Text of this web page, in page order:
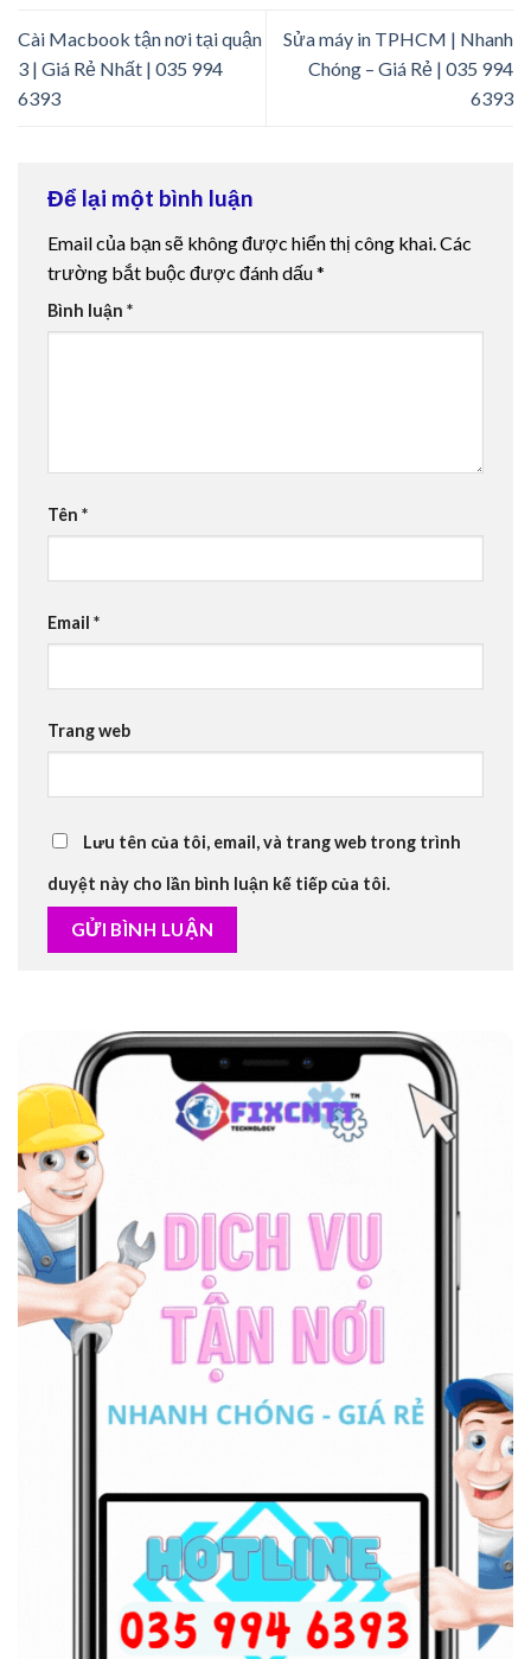
Cài Macbook tận nơi tại quận
3 | Giá Rẻ Nhất | 035 994
6393
Sửa máy in TPHCM | Nhanh
Chóng – Giá Rẻ | 035 994
6393
Để lại một bình luận
Email của bạn sẽ không được hiển thị công khai. Các
trường bắt buộc được đánh dấu*
Bình luận *
Tên *
Email *
Trang web
Lưu tên của tôi, email, và trang web trong trình
duyệt này cho lần bình luận kế tiếp của tôi.